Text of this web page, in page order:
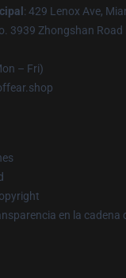
: 429 Lenox Ave,
3939 Zhongshan
– Fri)
en la cadena